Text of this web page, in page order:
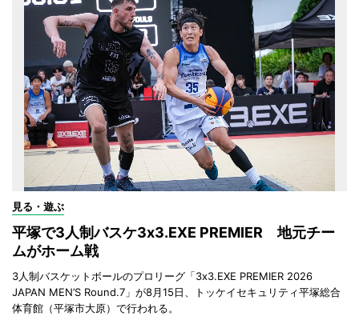
見る・遊ぶ
平塚で3人制バスケ3x3.EXE PREMIER 地元チー
ムがホーム戦
3人制バスケットボールのプロリーグ「3x3.EXE PREMIER 2026
JAPAN MEN’S Round.7」が8月15日、トッケイセキュリティ平塚総合
体育館（平塚市大原）で行われる。